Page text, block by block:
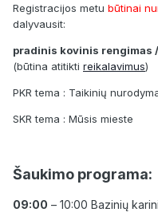
Registracijos metu būtinai
dalyvausit:
pradinis kovinis rengimas
(būtina atitikti reikalavimus)
PKR tema : Taikinių
SKR tema : Mūsis mieste
Šaukimo programa:
09:00 – 10:00 Bazinių